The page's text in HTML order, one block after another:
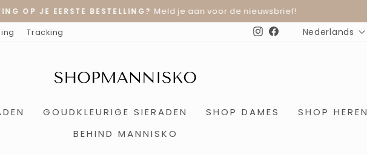
Diavoorstelling
OP JE EERSTE BESTELLING? Meld je aan voor de nieuwsbrief!
Tracking Instagram
Facebook
TAAL
Nederlands
GOUDKLEURIGE SIERADEN SHOP DAMES SHOP HEREN
BEHIND MANNISKO